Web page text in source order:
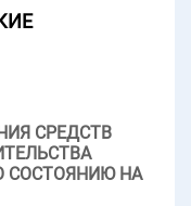
СРЕДСТВ
СОСТОЯНИЮ НА